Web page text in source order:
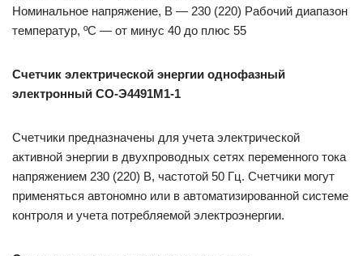
Номинальное напряжение, В — 230 (220) Рабочий диапазон
температур, ºС — от минус 40 до плюс 55
Счетчик электрической энергии однофазный
электронный СО-Э4491М1-1
Счетчики предназначены для учета электрической
активной энергии в двухпроводных сетях переменного тока
напряжением 230 (220) В, частотой 50 Гц. Счетчики могут
применяться автономно или в автоматизированной системе
контроля и учета потребляемой электроэнергии.